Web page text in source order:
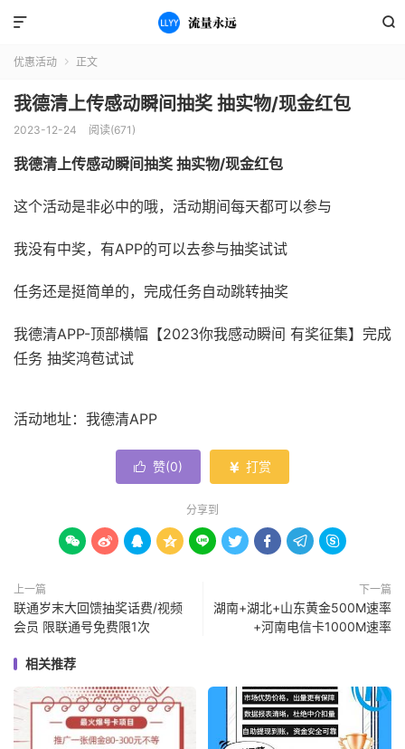


优惠活动  正文
我德清上传感动瞬间抽奖 抽实物/现金红包
2023-12-24 阅读(671)
我德清上传感动瞬间抽奖 抽实物/现金红包
这个活动是非必中的哦，活动期间每天都可以参与
我没有中奖，有APP的可以去参与抽奖试试
任务还是挺简单的，完成任务自动跳转抽奖
我德清APP-顶部横幅【2023你我感动瞬间 有奖征集】完成
任务 抽奖鸿苞试试
活动地址：我德清APP
 赞(0)  打赏
分享到
        
上一篇
联通岁末大回馈抽奖话费/视频
会员 限联通号免费限1次
下一篇
湖南+湖北+山东黄金500M速率
+河南电信卡1000M速率
相关推荐